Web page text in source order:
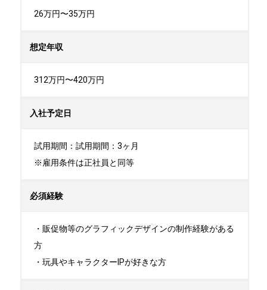
26万円〜35万円
想定年収
312万円〜420万円
入社予定日
試用期間：試用期間：3ヶ月
※雇用条件は正社員と同等
必須経験
・販促物等のグラフィックデザインの制作経験がある
方
・玩具やキャラクターIPが好きな方